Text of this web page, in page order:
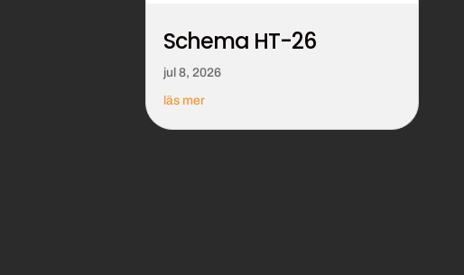
Schema HT-26
jul 8, 2026
läs mer